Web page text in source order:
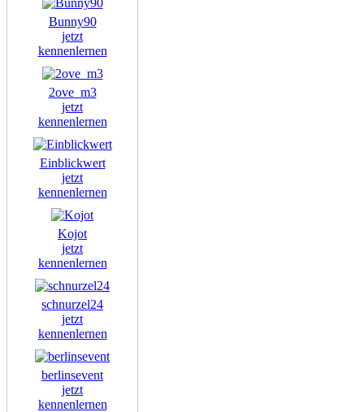
Bunny90
jetzt
kennenlernen
2ove_m3
jetzt
kennenlernen
Einblickwert
jetzt
kennenlernen
Kojot
jetzt
kennenlernen
schnurzel24
jetzt
kennenlernen
berlinsevent
jetzt
kennenlernen